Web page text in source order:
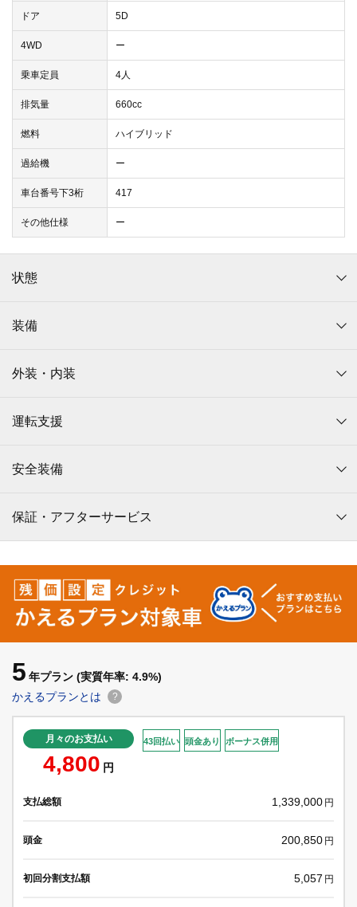
ドア 5D
4WD ー
乗車定員 4人
排気量 660cc
燃料 ハイブリッド
過給機 ー
車台番号下3桁 417
その他仕様 ー
状態
装備
外装・内装
運転支援
安全装備
保証・アフターサービス
5 年プラン (実質年率: 4.9%)
かえるプランとは
?
月々のお支払い
4,800 円
43回払い 頭金あり ボーナス併用
支払総額 1,339,000 円
頭金 200,850 円
初回分割支払額 5,057 円